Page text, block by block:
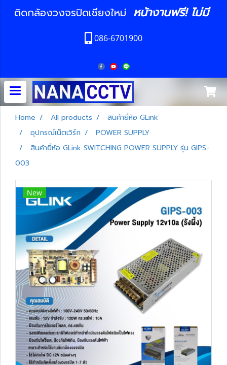
ติดกล้องวงจรปิดเชียงใหม่ หน้างานฟรี! ไม่มี
086-6701900
Home All products
สินค้ายี่ห้อ GLink
อุปกรณ์เน็ตเวิร์ก
POWER SUPPLY
สินค้ายี่ห้อ GLink SWITCHING POWER SUPPLY รุ่น GIPS-
003
New